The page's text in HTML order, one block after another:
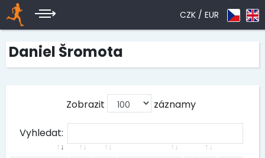
CZK / EUR
Daniel Šromota
Zobrazit záznamy
Vyhledat: